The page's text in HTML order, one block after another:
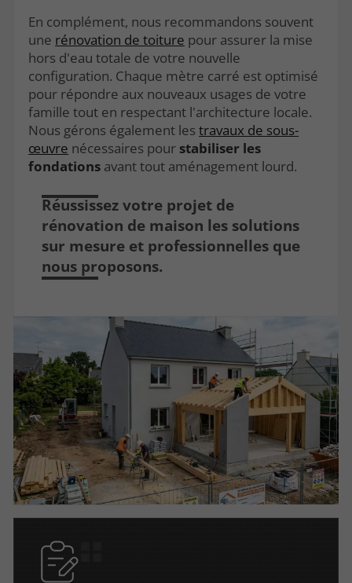
En complément, nous recommandons souvent
une rénovation de toiture pour assurer la mise
hors d'eau totale de votre nouvelle
configuration. Chaque mètre carré est optimisé
pour répondre aux nouveaux usages de votre
famille tout en respectant l'architecture locale.
Nous gérons également lestravaux de sous-
œuvre nécessaires pour stabiliser les
fondations avant tout aménagement lourd.
Réussissez votre projet de
rénovation de maison les solutions
sur mesure et professionnelles que
nous proposons.